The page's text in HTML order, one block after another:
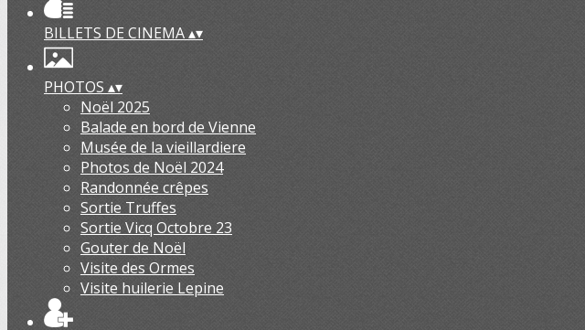
BILLETS DE CINEMA▴▾
PHOTOS ▴▾
Noël 2025
Balade en bord de Vienne
Musée de la vieillardiere
Photos de Noël 2024
Randonnée crêpes
Sortie Truffes
Sortie Vicq Octobre 23
Gouter de Noël
Visite des Ormes
Visite huilerie Lepine